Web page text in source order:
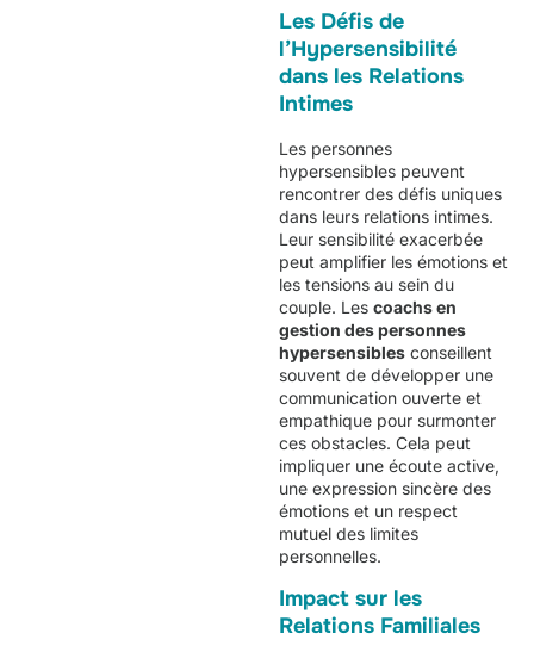
Les Défis de
l’Hypersensibilité
dans les Relations
Intimes
Les personnes
hypersensibles peuvent
rencontrer des défis uniques
dans leurs relations intimes.
Leur sensibilité exacerbée
peut amplifier les émotions et
les tensions au sein du
couple. Les coachs en
gestion des personnes
hypersensibles conseillent
souvent de développer une
communication ouverte et
empathique pour surmonter
ces obstacles. Cela peut
impliquer une écoute active,
une expression sincère des
émotions et un respect
mutuel des limites
personnelles.
Impact sur les
Relations Familiales